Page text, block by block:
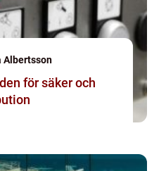
Albertsson